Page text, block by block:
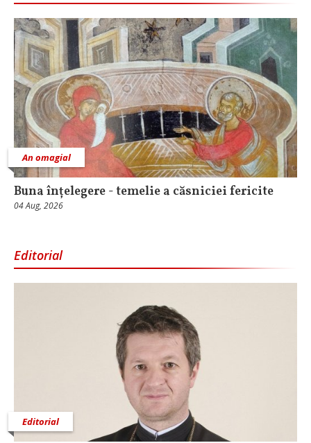
An omagial
Buna înțelegere - temelie a căsniciei fericite
04 Aug, 2026
Editorial
Editorial